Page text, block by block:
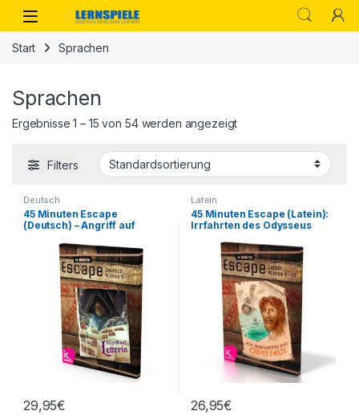
Skip to navigation
Skip to content
Start Sprachen
Sprachen
Ergebnisse 1 – 15 von 54 werden angezeigt
Filters
Deutsch
45 Minuten Escape
(Deutsch) – Angriff auf
29,95€
Latein
45 Minuten Escape (Latein):
Irrfahrten des Odysseus
26,95€